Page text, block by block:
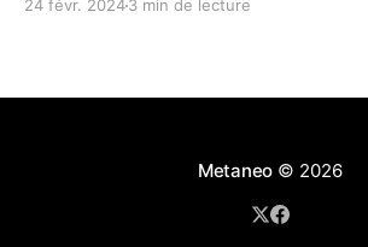
24 févr. 20243 min de lecture
Metaneo © 2026